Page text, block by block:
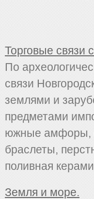
Торговые связи
По
связи
землями и
предметами
южные амфоры,
браслеты,
поливная
Земля и море.